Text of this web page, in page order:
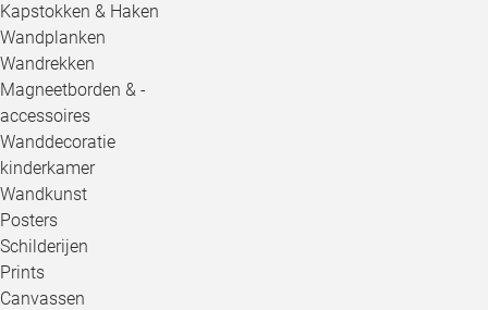
Kapstokken & Haken
Wandplanken
Wandrekken
Magneetborden & -
accessoires
Wanddecoratie
kinderkamer
Wandkunst
Posters
Schilderijen
Prints
Canvassen